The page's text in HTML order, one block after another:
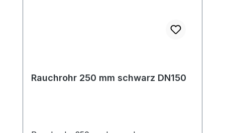
Rauchrohr 250 mm schwarz DN150